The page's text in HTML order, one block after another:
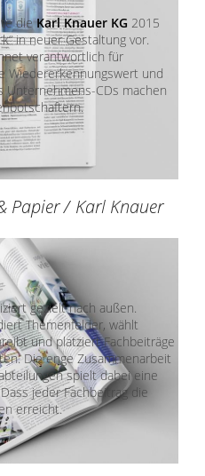
dieKarl Knauer KG 2015
in neuer Gestaltung vor.
verantwortlich für
Wiedererkennungswert und
Unternehmens-CDs machen
gezielt nach außen.
Themenfelder, wählt
und platziert Fachbeiträge
Die enge Zusammenarbeit
spielt dabei eine
jeder Fachbeitrag die
erreicht.
Papier/ Karl Knauer